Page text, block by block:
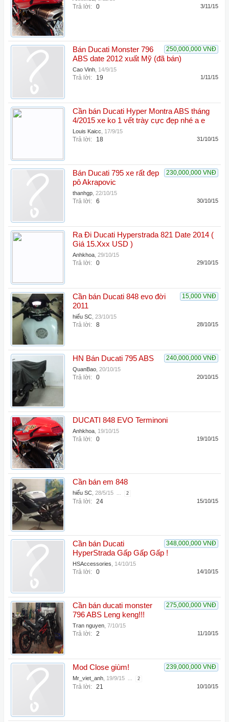
Trả lời: 0 3/11/15
250,000,000 VNĐ
Bán Ducati Monster 796
ABS date 2012 xuất Mỹ (đã bán)
Cao Vinh 14/9/15
Trả lời: 19 1/11/15
Cần bán Ducati Hyper Montra ABS tháng
4/2015 xe ko 1 vết trày cực đẹp nhé a e
Louis Kaicc 17/9/15
Trả lời: 18 31/10/15
230,000,000 VNĐ
Bán Ducati 795 xe rất đẹp
pô Akrapovic
thanhgp 22/10/15
Trả lời: 6 30/10/15
Ra Đi Ducati Hyperstrada 821 Date 2014 (
Giá 15.Xxx USD )
Anhkhoa 29/10/15
Trả lời: 0 29/10/15
15,000 VNĐ
Cần bán Ducati 848 evo đời
2011
hiếu SC 23/10/15
Trả lời: 8 28/10/15
240,000,000 VNĐ
HN Bán Ducati 795 ABS
QuanBao 20/10/15
Trả lời: 0 20/10/15
DUCATI 848 EVO Terminoni
Anhkhoa 19/10/15
Trả lời: 0 19/10/15
Cần bán em 848
hiếu SC 28/5/15 ... 2
Trả lời: 24 15/10/15
348,000,000 VNĐ
Cần bán Ducati
HyperStrada Gấp Gấp Gấp !
HSAccessories 14/10/15
Trả lời: 0 14/10/15
275,000,000 VNĐ
Cần bán ducati monster
796 ABS Leng keng!!!
Tran nguyen 7/10/15
Trả lời: 2 11/10/15
239,000,000 VNĐ
Mod Close giùm!
Mr_viet_anh 19/9/15 ... 2
Trả lời: 21 10/10/15